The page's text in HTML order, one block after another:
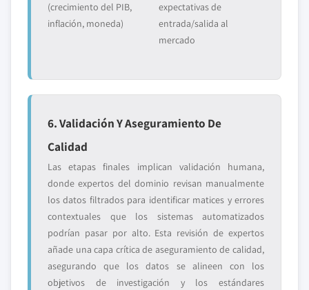
(crecimiento del PIB,
inflación, moneda)
expectativas de
entrada/salida al
mercado
6. Validación Y Aseguramiento De
Calidad
Las etapas finales implican validación humana,
donde expertos del dominio revisan manualmente
los datos filtrados para identificar matices y errores
contextuales que los sistemas automatizados
podrían pasar por alto. Esta revisión de expertos
añade una capa crítica de aseguramiento de calidad,
asegurando que los datos se alineen con los
objetivos de investigación y los estándares